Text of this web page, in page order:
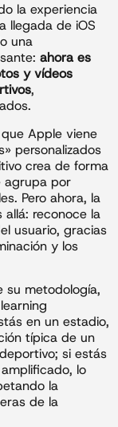
la experiencia
llegada de iOS
una
ahora es
y vídeos
,
Apple viene
personalizados
crea de forma
agrupa por
Pero ahora, la
reconoce la
usuario, gracias
y los
su metodología,
en un estadio,
típica de un
si estás
lo
la
de la